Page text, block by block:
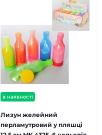
в наявності
Лизун желейний
перламутровий у пляшці